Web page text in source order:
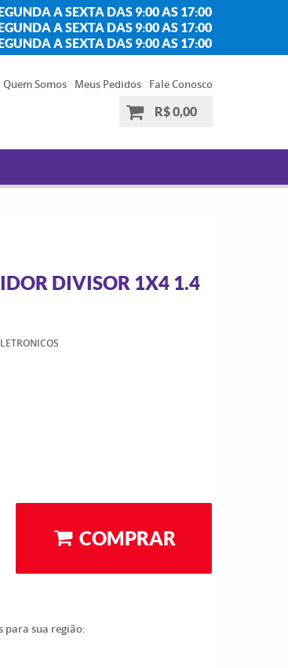
A SEXTA DAS 9:00 AS 17:00
A SEXTA DAS 9:00 AS 17:00
A SEXTA DAS 9:00 AS 17:00
Quem Somos Meus Pedidos
Fale Conosco
R$ 0,00
DIVISOR 1X4 1.4
COMPRAR
para sua região: